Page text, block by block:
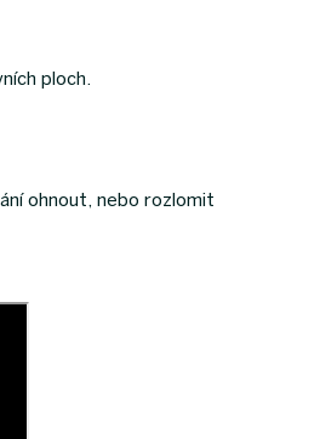
ploch.
ohnout, nebo rozlomit